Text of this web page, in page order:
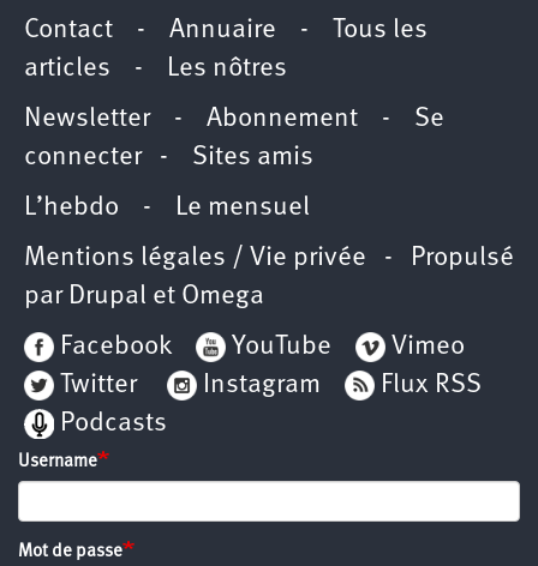
Contact - Annuaire -
Tous les
articles - Les nôtres
Newsletter- Abonnement - Se
connecter- Sites amis
L’hebdo - Le mensuel
Mentions légales / Vie privée - Propulsé
par Drupal et Omega
Facebook
YouTube
Vimeo
Twitter
Instagram
Flux RSS
Podcasts
Username
Mot de passe